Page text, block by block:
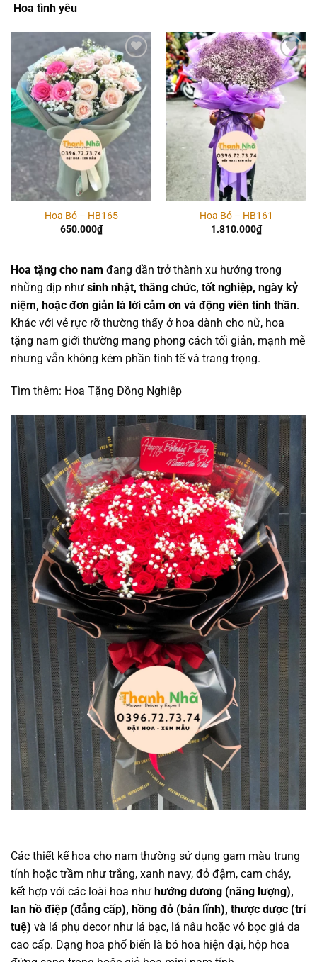
Hoa tình yêu
Add to
wishlist
Hoa Bó – HB165
650.000₫
Add to
wishlist
Hoa Bó – HB161
1.810.000₫
Hoa tặng cho nam đang dần trở thành xu hướng trong
những dịp như sinh nhật, thăng chức, tốt nghiệp, ngày kỷ
niệm, hoặc đơn giản là lời cảm ơn và động viên tinh thần.
Khác với vẻ rực rỡ thường thấy ở hoa dành cho nữ, hoa
tặng nam giới thường mang phong cách tối giản, mạnh mẽ
nhưng vẫn không kém phần tinh tế và trang trọng.
Tìm thêm: Hoa Tặng Đồng Nghiệp
Các thiết kế hoa cho nam thường sử dụng gam màu trung
tính hoặc trầm như trắng, xanh navy, đỏ đậm, cam cháy,
kết hợp với các loài hoa như hướng dương (năng lượng),
lan hồ điệp (đẳng cấp), hồng đỏ (bản lĩnh), thược dược (trí
tuệ) và lá phụ decor như lá bạc, lá nâu hoặc vỏ bọc giả da
cao cấp. Dạng hoa phổ biến là bó hoa hiện đại, hộp hoa